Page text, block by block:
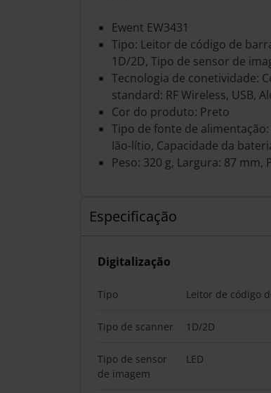
Ewent EW3431
Tipo: Leitor de código de
1D/2D, Tipo de sensor de
Tecnologia de conetividade:
standard: RF Wireless, USB,
Cor do produto: Preto
Tipo de fonte de
Ião-lítio, Capacidade da
Peso: 320 g, Largura: 87
Especificação
Digitalização
Tipo Leitor de código
Tipo de scanner 1D/2D
Tipo de sensor
de imagem
LED